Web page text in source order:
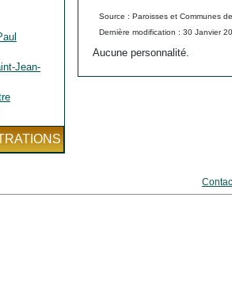
Jean-
Source : Paroisses et Communes
Dernière modification : 30 Janvier
Aucune personnalité.